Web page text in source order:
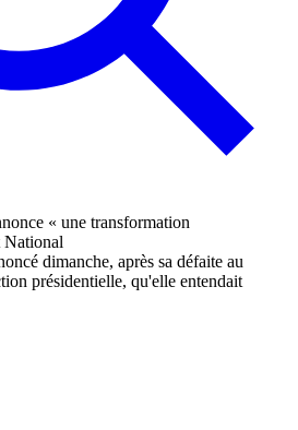
dimanche, après sa défaite au
présidentielle, qu'elle entendait